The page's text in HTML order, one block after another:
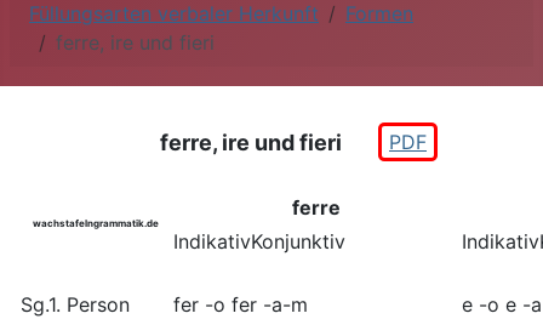
Füllungsarten verbaler Herkunft
Formen
ferre, ire und fieri
ferre, ire und fieri PDF
wachstafelngrammatik.de
ferre
IndikativKonjunktiv Indikativ
Sg.1. Person fer -o fer -a-m e -o e -